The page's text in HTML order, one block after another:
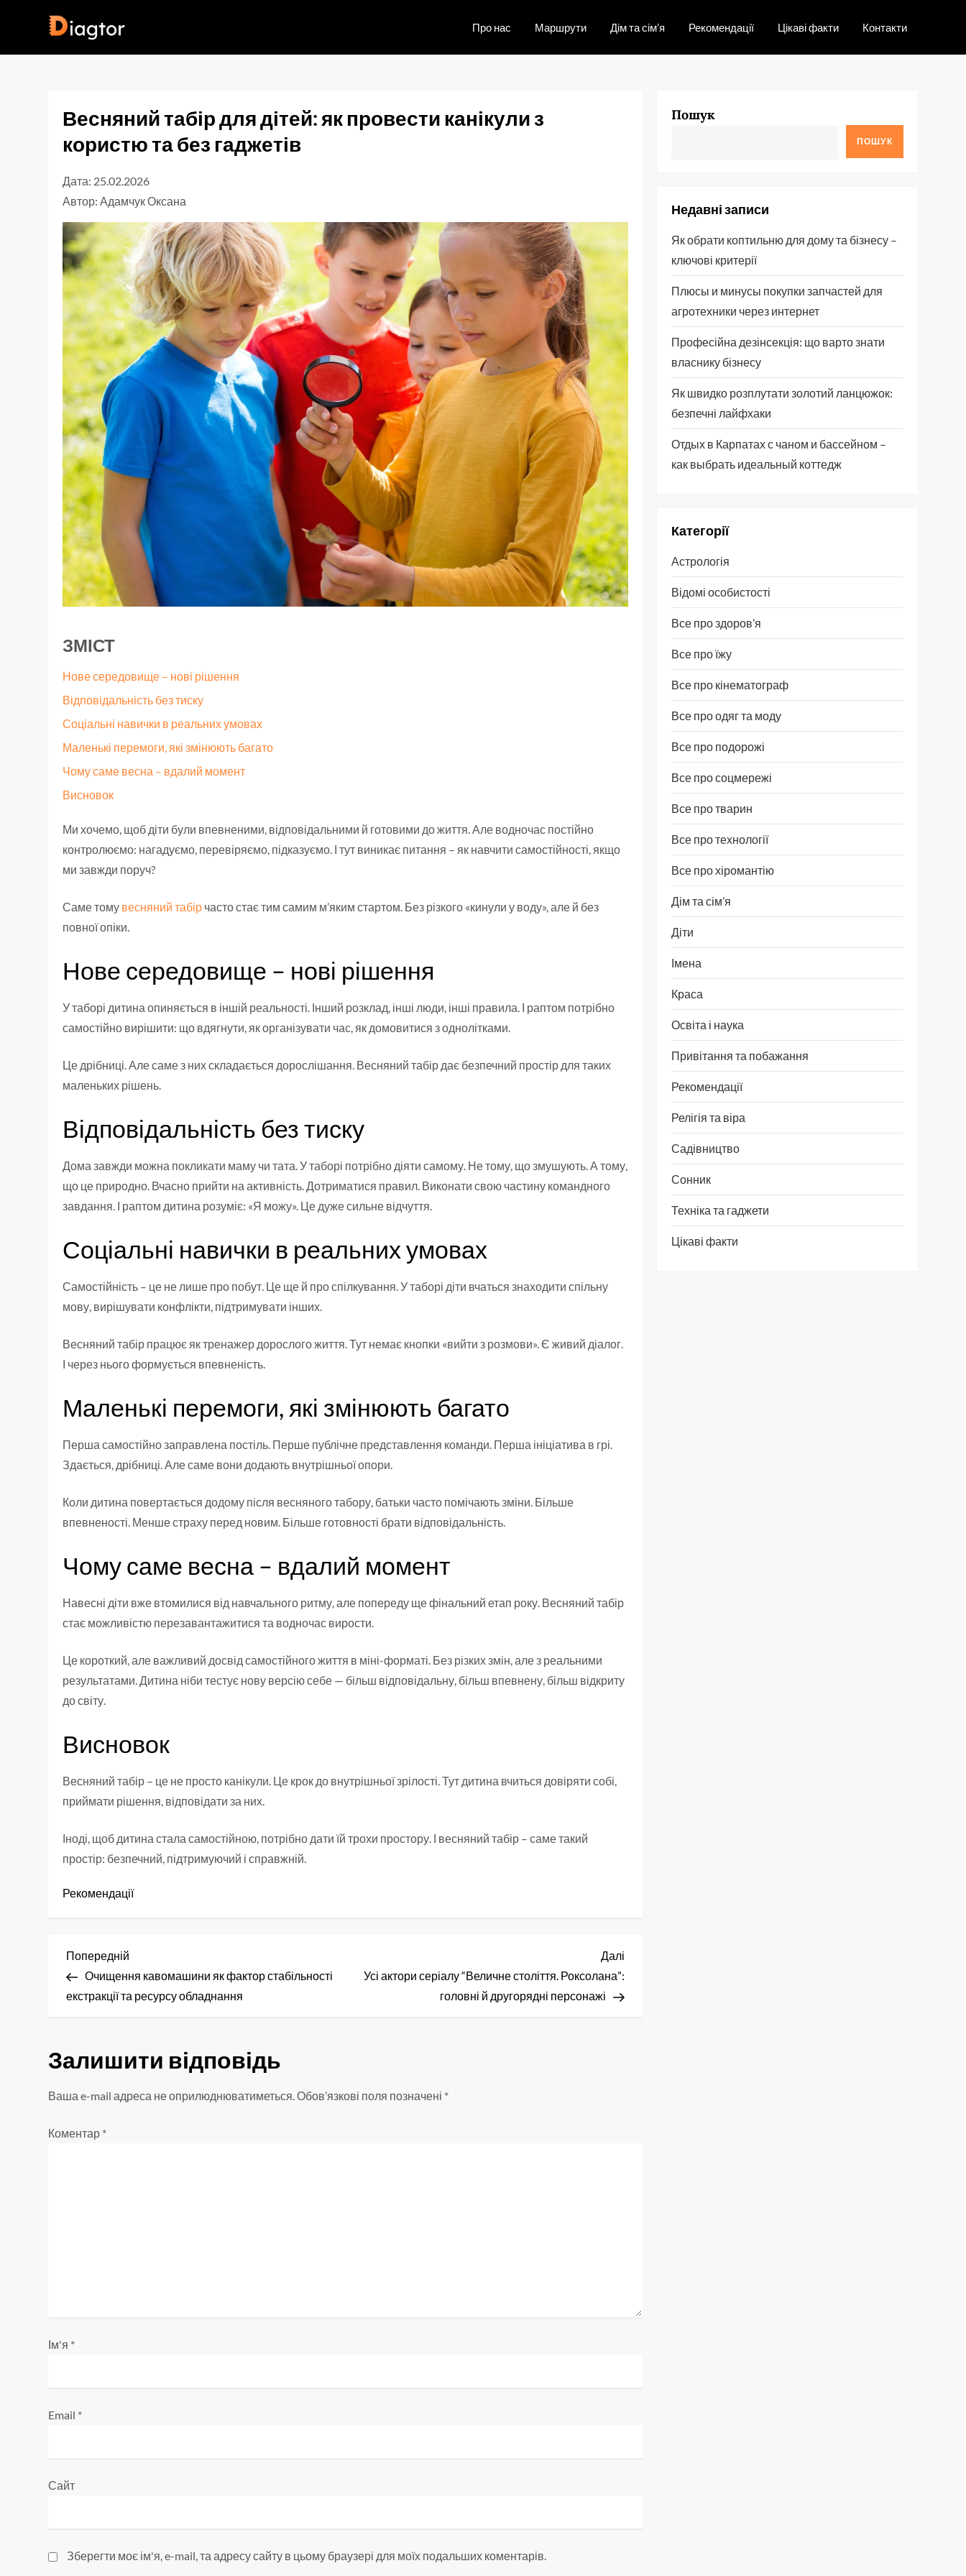
Про нас Маршрути Дім та сім’я Рекомендації Цікаві факти Контакти
Весняний табір для дітей: як провести канікули з
користю та без гаджетів
Дата: 25.02.2026
Автор:Адамчук Оксана
ЗМІСТ
Нове середовище – нові рішення
Відповідальність без тиску
Соціальні навички в реальних умовах
Маленькі перемоги, які змінюють багато
Чому саме весна – вдалий момент
Висновок
Ми хочемо, щоб діти були впевненими, відповідальними й готовими до життя. Але водночас постійно
контролюємо: нагадуємо, перевіряємо, підказуємо. І тут виникає питання – як навчити самостійності, якщо
ми завжди поруч?
Саме тому весняний табір часто стає тим самим м’яким стартом. Без різкого «кинули у воду», але й без
повної опіки.
Нове середовище – нові рішення
У таборі дитина опиняється в іншій реальності. Інший розклад, інші люди, інші правила. І раптом потрібно
самостійно вирішити: що вдягнути, як організувати час, як домовитися з однолітками.
Це дрібниці. Але саме з них складається дорослішання. Весняний табір дає безпечний простір для таких
маленьких рішень.
Відповідальність без тиску
Дома завжди можна покликати маму чи тата. У таборі потрібно діяти самому. Не тому, що змушують. А тому,
що це природно. Вчасно прийти на активність. Дотриматися правил. Виконати свою частину командного
завдання. І раптом дитина розуміє: «Я можу». Це дуже сильне відчуття.
Соціальні навички в реальних умовах
Самостійність – це не лише про побут. Це ще й про спілкування. У таборі діти вчаться знаходити спільну
мову, вирішувати конфлікти, підтримувати інших.
Весняний табір працює як тренажер дорослого життя. Тут немає кнопки «вийти з розмови». Є живий діалог.
І через нього формується впевненість.
Маленькі перемоги, які змінюють багато
Перша самостійно заправлена постіль. Перше публічне представлення команди. Перша ініціатива в грі.
Здається, дрібниці. Але саме вони додають внутрішньої опори.
Коли дитина повертається додому після весняного табору, батьки часто помічають зміни. Більше
впевненості. Менше страху перед новим. Більше готовності брати відповідальність.
Чому саме весна – вдалий момент
Навесні діти вже втомилися від навчального ритму, але попереду ще фінальний етап року. Весняний табір
стає можливістю перезавантажитися та водночас вирости.
Це короткий, але важливий досвід самостійного життя в міні-форматі. Без різких змін, але з реальними
результатами. Дитина ніби тестує нову версію себе — більш відповідальну, більш впевнену, більш відкриту
до світу.
Висновок
Весняний табір – це не просто канікули. Це крок до внутрішньої зрілості. Тут дитина вчиться довіряти собі,
приймати рішення, відповідати за них.
Іноді, щоб дитина стала самостійною, потрібно дати їй трохи простору. І весняний табір – саме такий
простір: безпечний, підтримуючий і справжній.
Рекомендації
Н
а
і
г
и
Попередній
запис
Попередній
Очищення кавомашини як фактор стабільності
екстракції та ресурсу обладнання
Наступний
запис
Далі
Усі актори серіалу “Величне століття. Роксолана”:
головні й другорядні персонажі
Залишити відповідь
Ваша e-mail адреса не оприлюднюватиметься.Обов’язкові поля позначені *
Коментар *
Ім'я *
Email *
Сайт
Зберегти моє ім'я, e-mail, та адресу сайту в цьому браузері для моїх подальших коментарів.
Пошук
ПОШУК
Недавні записи
Як обрати коптильню для дому та бізнесу –
ключові критерії
Плюсы и минусы покупки запчастей для
агротехники через интернет
Професійна дезінсекція: що варто знати
власнику бізнесу
Як швидко розплутати золотий ланцюжок:
безпечні лайфхаки
Отдых в Карпатах с чаном и бассейном –
как выбрать идеальный коттедж
Категорії
Астрологія
Відомі особистості
Все про здоров’я
Все про їжу
Все про кінематограф
Все про одяг та моду
Все про подорожі
Все про соцмережі
Все про тварин
Все про технології
Все про хіромантію
Дім та сім’я
Діти
Імена
Краса
Освіта і наука
Привітання та побажання
Рекомендації
Релігія та віра
Садівництво
Сонник
Техніка та гаджети
Цікаві факти